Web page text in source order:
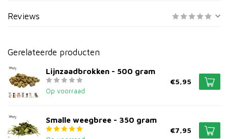
Reviews
Gerelateerde producten
Lijnzaadbrokken - 500 gram
Op voorraad
€5,95
Smalle weegbree - 350 gram
€7,95